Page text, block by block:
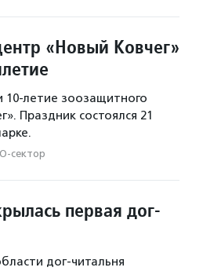
«Новый Ковчег»
10-летие зоозащитного
Праздник состоялся 21
сектор
первая дог-
дог-читальня